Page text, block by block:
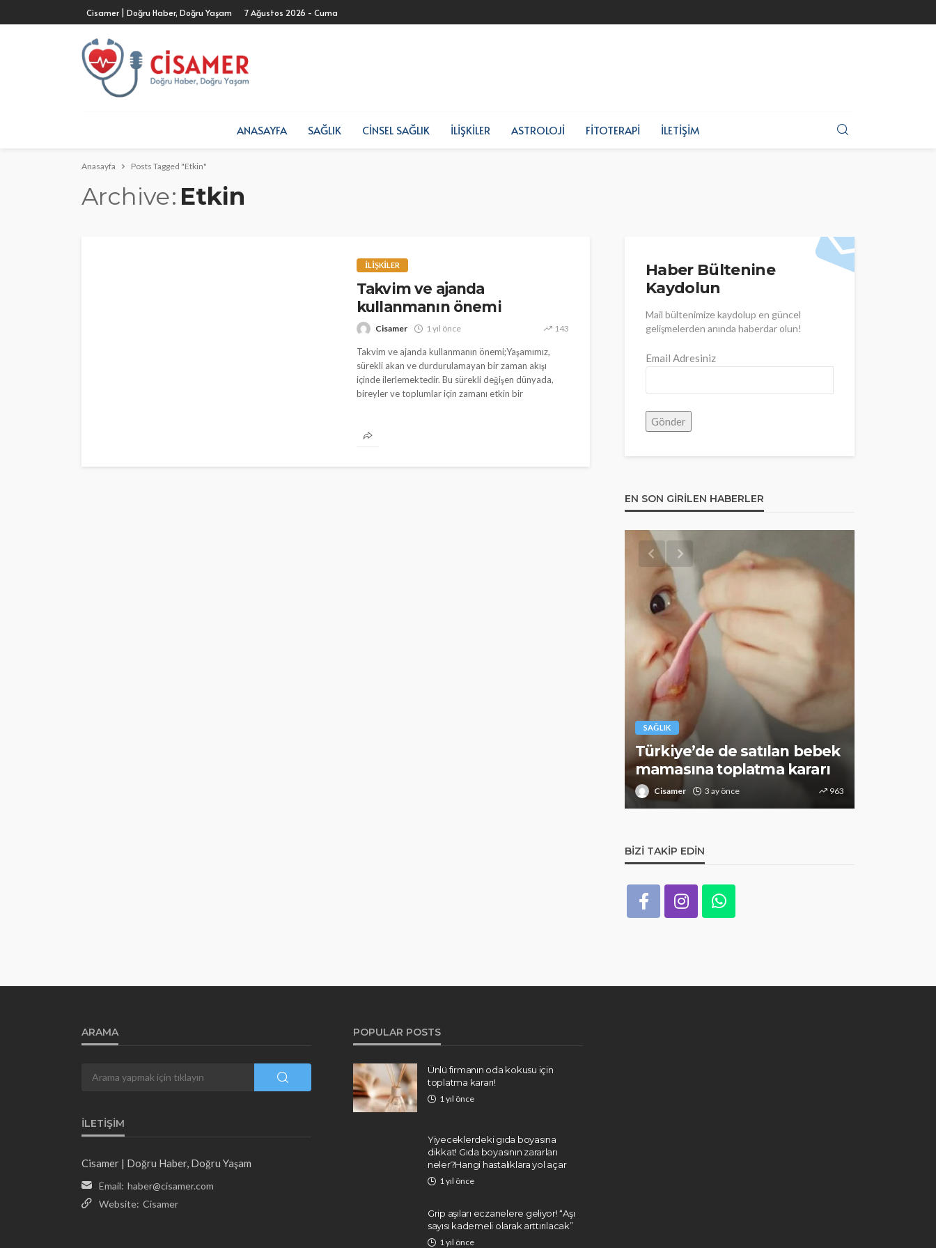
Cisamer | Doğru Haber, Doğru Yaşam 7 Ağustos 2026 - Cuma
ANASAYFA SAĞLIK CINSEL SAĞLIK İLIŞKILER ASTROLOJI FITOTERAPI İLETIŞIM
Anasayfa Posts Tagged "Etkin"
Archive Etkin
İLIŞKILER
Takvim ve ajanda
kullanmanın önemi
Cisamer 1 yıl önce 143
Takvim ve ajanda kullanmanın önemi;Yaşamımız,
sürekli akan ve durdurulamayan bir zaman akışı
içinde ilerlemektedir. Bu sürekli değişen dünyada,
bireyler ve toplumlar için zamanı etkin bir
Haber Bültenine
Kaydolun
Mail bültenimize kaydolup en güncel
gelişmelerden anında haberdar olun!
Email Adresiniz
EN SON GIRILEN HABERLER
SAĞLIK
Türkiye’de de satılan bebek
mamasına toplatma kararı
Cisamer 3 ay önce 963
BIZI TAKIP EDIN
ARAMA
İLETIŞIM
Cisamer | Doğru Haber, Doğru Yaşam
Email: haber@cisamer.com
Website: Cisamer
POPULAR POSTS
Ünlü firmanın oda kokusu için
toplatma kararı!
1 yıl önce
Yiyeceklerdeki gıda boyasına
dikkat! Gıda boyasının zararları
neler?Hangi hastalıklara yol açar
1 yıl önce
Grip aşıları eczanelere geliyor! “Aşı
sayısı kademeli olarak arttırılacak”
1 yıl önce